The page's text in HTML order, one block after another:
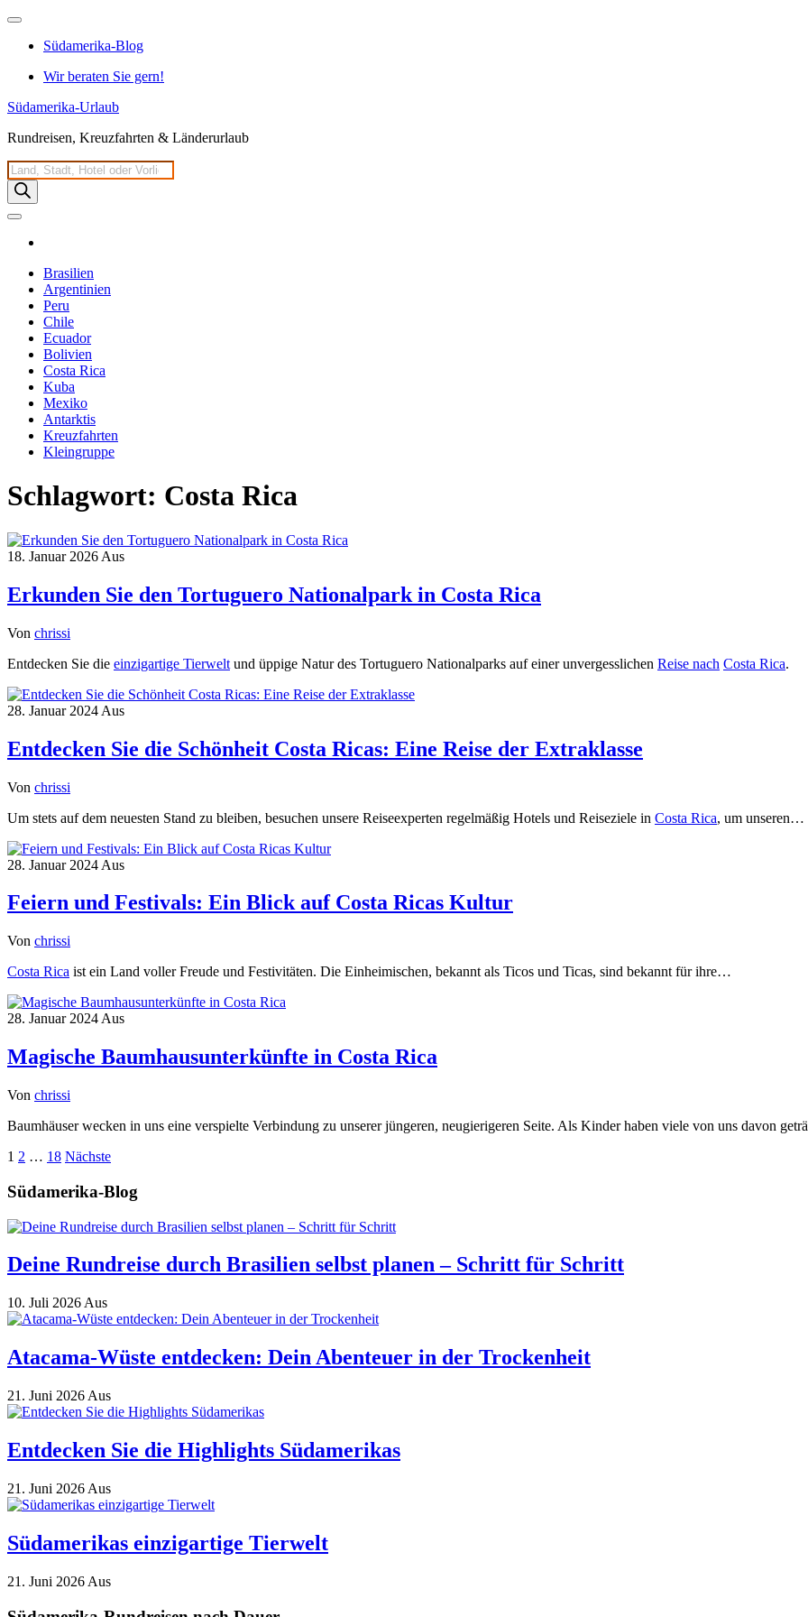
Zum
springenSüdamerika-Blog
Wir beraten Sie gern!
Südamerika-Urlaub
Rundreisen, Kreuzfahrten & Länderurlaub
Products
search
Brasilien
Argentinien
Peru
Chile
Ecuador
Bolivien
Costa Rica
Kuba
Mexiko
Antarktis
Kreuzfahrten
Kleingruppe
Schlagwort: Costa Rica
18. Januar 2026 Aus
Erkunden Sie den Tortuguero Nationalpark in Costa Rica
Von chrissi
Entdecken Sie die einzigartige Tierwelt und üppige Natur des Tortuguero Nationalparks auf einer unvergesslichen Reise nach Costa Rica.
28. Januar 2024 Aus
Entdecken Sie die Schönheit Costa Ricas: Eine Reise der Extraklasse
Von chrissi
Um stets auf dem neuesten Stand zu bleiben, besuchen unsere Reiseexperten regelmäßig Hotels und Reiseziele in Costa Rica, um unseren…
28. Januar 2024 Aus
Feiern und Festivals: Ein Blick auf Costa Ricas Kultur
Von chrissi
Costa Rica ist ein Land voller Freude und Festivitäten. Die Einheimischen, bekannt als Ticos und Ticas, sind bekannt für ihre…
28. Januar 2024 Aus
Magische Baumhausunterkünfte in Costa Rica
Von chrissi
Baumhäuser wecken in uns eine verspielte Verbindung zu unserer jüngeren, neugierigeren Seite. Als Kinder haben viele von uns davon
Seitennummerierung
der
1 2 … 18 Nächste
Südamerika-Blog
Deine Rundreise durch Brasilien selbst planen – Schritt für Schritt
10. Juli 2026 Aus
Atacama-Wüste entdecken: Dein Abenteuer in der Trockenheit
21. Juni 2026 Aus
Entdecken Sie die Highlights Südamerikas
21. Juni 2026 Aus
Südamerikas einzigartige Tierwelt
21. Juni 2026 Aus